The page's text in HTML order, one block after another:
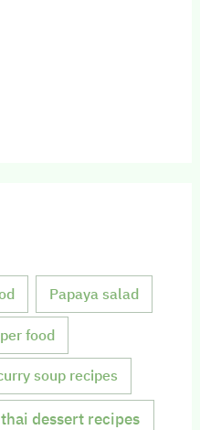
Papaya salad
food
soup recipes
thai dessert recipes